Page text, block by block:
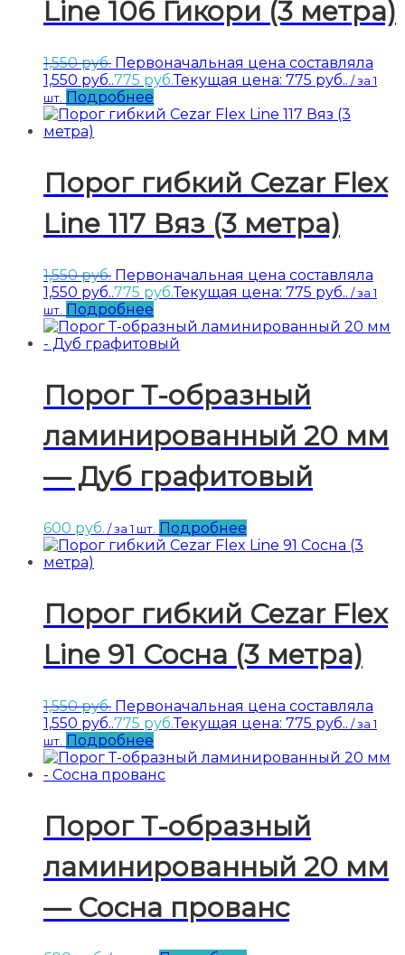
Line 106 Гикори (3 метра)
1,550руб. Первоначальная цена составляла
1,550 руб..775 руб.Текущая цена: 775 руб.. / за 1
шт. Подробнее
Порог гибкий Cezar Flex
Line 117 Вяз (3 метра)
1,550руб. Первоначальная цена составляла
1,550 руб..775 руб.Текущая цена: 775 руб.. / за 1
шт. Подробнее
Порог Т-образный
ламинированный 20 мм
— Дуб графитовый
600 руб. / за 1 шт. Подробнее
Порог гибкий Cezar Flex
Line 91 Сосна (3 метра)
1,550руб. Первоначальная цена составляла
1,550 руб..775 руб.Текущая цена: 775 руб.. / за 1
шт. Подробнее
Порог Т-образный
ламинированный 20 мм
— Сосна прованс